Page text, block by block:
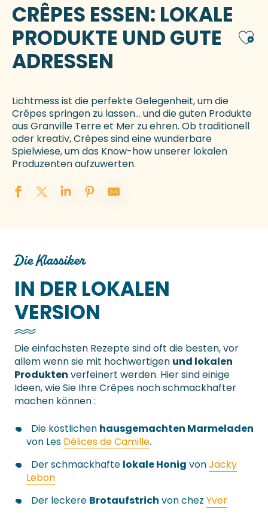
CRÊPES ESSEN: LOKALE
PRODUKTE UND GUTE
ADRESSEN
Lichtmess ist die perfekte Gelegenheit, um die
Crêpes springen zu lassen… und die guten Produkte
aus Granville Terre et Mer zu ehren. Ob traditionell
oder kreativ, Crêpes sind eine wunderbare
Spielwiese, um das Know-how unserer lokalen
Produzenten aufzuwerten.
Die Klassiker
IN DER LOKALEN
VERSION
Die einfachsten Rezepte sind oft die besten, vor
allem wenn sie mit hochwertigen und lokalen
Produkten verfeinert werden. Hier sind einige
Ideen, wie Sie Ihre Crêpes noch schmackhafter
machen können :
Die köstlichen hausgemachten Marmeladen
von Les Délices de Camille.
Der schmackhafte lokale Honig vonJacky
Lebon
Der leckere Brotaufstrich von chez Yver